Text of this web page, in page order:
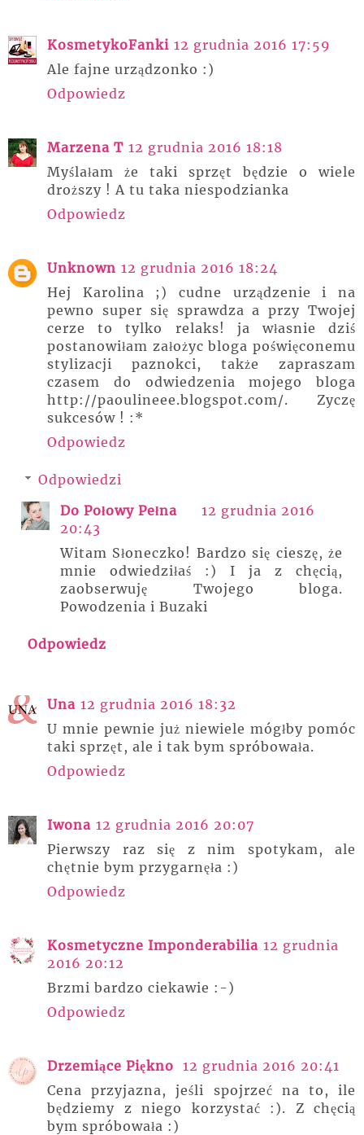
KosmetykoFanki 12 grudnia 2016 17:59
Ale fajne urządzonko :)
Odpowiedz
Marzena T 12 grudnia 2016 18:18
Myślałam że taki sprzęt będzie o wiele
droższy ! A tu taka niespodzianka
Odpowiedz
Unknown 12 grudnia 2016 18:24
Hej Karolina ;) cudne urządzenie i na
pewno super się sprawdza a przy Twojej
cerze to tylko relaks! ja własnie dziś
postanowiłam założyc bloga poświęconemu
stylizacji paznokci, także zapraszam
czasem do odwiedzenia mojego bloga
http://paoulineee.blogspot.com/. Zyczę
sukcesów ! :*
Odpowiedz
Odpowiedzi
Do Połowy Pełna
12 grudnia 2016
20:43
Witam Słoneczko! Bardzo się cieszę, że
mnie odwiedziłaś :) I ja z chęcią,
zaobserwuję Twojego bloga.
Powodzenia i Buzaki
Odpowiedz
Una 12 grudnia 2016 18:32
U mnie pewnie już niewiele mógłby pomóc
taki sprzęt, ale i tak bym spróbowała.
Odpowiedz
Iwona 12 grudnia 2016 20:07
Pierwszy raz się z nim spotykam, ale
chętnie bym przygarnęła :)
Odpowiedz
Kosmetyczne Imponderabilia 12 grudnia
2016 20:12
Brzmi bardzo ciekawie :-)
Odpowiedz
Drzemiące Piękno 12 grudnia 2016 20:41
Cena przyjazna, jeśli spojrzeć na to, ile
będziemy z niego korzystać :). Z chęcią
bym spróbowała :)